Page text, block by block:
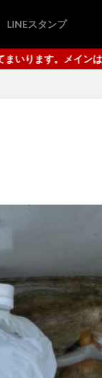
LINEスタンプ
ィング！新米船